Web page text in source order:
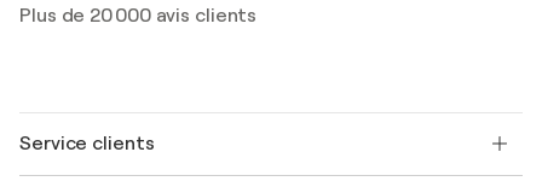
Plus de 20 000 avis clients
Service clients